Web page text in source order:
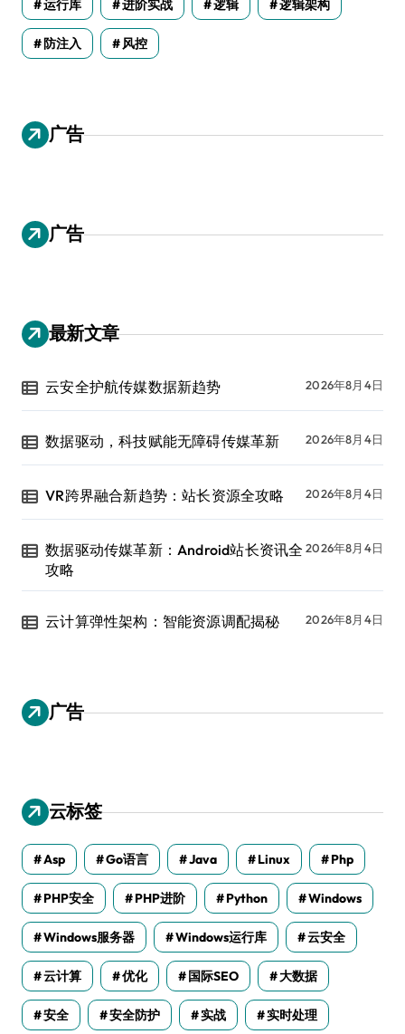
运行库 进阶实战 逻辑 逻辑架构
防注入 风控
广告
广告
最新文章
云安全护航传媒数据新趋势 2026年8月4日
数据驱动，科技赋能无障碍传媒革新 2026年8月4日
VR跨界融合新趋势：站长资源全攻略 2026年8月4日
数据驱动传媒革新：Android站长资讯全
攻略
2026年8月4日
云计算弹性架构：智能资源调配揭秘 2026年8月4日
广告
云标签
Asp Go语言 Java Linux Php
PHP安全 PHP进阶 Python Windows
Windows服务器 Windows运行库 云安全
云计算 优化 国际SEO 大数据
安全 安全防护 实战 实时处理